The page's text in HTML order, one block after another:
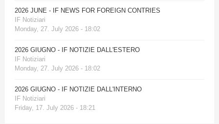
2026 JUNE - IF NEWS FOR FOREIGN CONTRIES
IF Notiziari
Monday, 27. July 2026 - 18:02
2026 GIUGNO - IF NOTIZIE DALL'ESTERO
IF Notiziari
Monday, 27. July 2026 - 18:02
2026 GIUGNO - IF NOTIZIE DALL'INTERNO
IF Notiziari
Friday, 17. July 2026 - 18:21